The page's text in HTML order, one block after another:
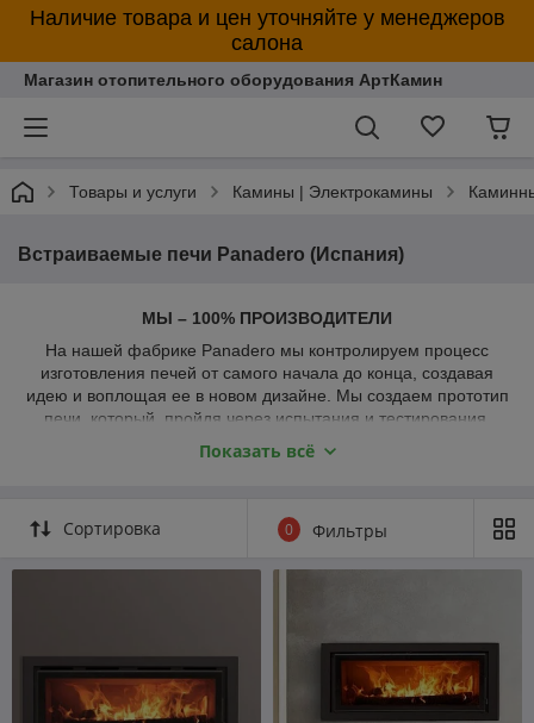
Наличие товара и цен уточняйте у менеджеров
салона
Магазин отопительного оборудования АртКамин
Товары и услуги Камины | Электрокамины
Встраиваемые печи Panadero (Испания)
МЫ – 100% ПРОИЗВОДИТЕЛИ
На нашей фабрике Panadero мы контролируем процесс
изготовления печей от самого начала до конца, создавая
идею и воплощая ее в новом дизайне. Мы создаем прототип
печи, который, пройдя через испытания и тестирования,
превращается в дровяную печь, готовую для использования.
Каждая печь изготовлена исключительно из первичных
третьих лиц. Гарантия 100% Panadero.
Показать всё
Сортировка 0 Фильтры